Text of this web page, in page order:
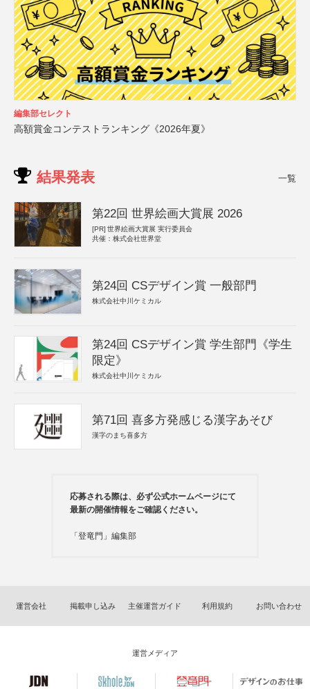
編集部セレクト
高額賞金コンテストランキング《2026年夏》
結果発表 一覧
第22回 世界絵画大賞展 2026
[PR] 世界絵画大賞展 実行委員会
共催：株式会社世界堂
第24回 CSデザイン賞 一般部門
株式会社中川ケミカル
第24回 CSデザイン賞 学生部門《学生
限定》
株式会社中川ケミカル
第71回 喜多方発感じる漢字あそび
漢字のまち喜多方
応募される際は、必ず公式ホームページにて
最新の開催情報をご確認ください。
「登竜門」編集部
運営会社 掲載申し込み 主催運営ガイド 利用規約 お問い合わせ
運営メディア